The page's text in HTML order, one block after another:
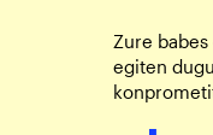
Zure
egiten